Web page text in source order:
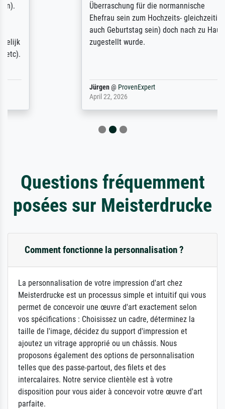
Überraschung für die normannische
Ehefrau sein zum Hochzeits- gleichzeitig
auch Geburtstag sein) doch nach zu Hause
zugestellt wurde.
ProvenExpert
Questions fréquemment
posées sur Meisterdrucke
Comment fonctionne la personnalisation ?
La personnalisation de votre impression d'art chez
Meisterdrucke est un processus simple et intuitif qui vous
permet de concevoir une œuvre d'art exactement selon
vos spécifications : Choisissez un cadre, déterminez la
taille de l'image, décidez du support d'impression et
ajoutez un vitrage approprié ou un châssis. Nous
proposons également des options de personnalisation
telles que des passe-partout, des filets et des
intercalaires. Notre service clientèle est à votre
disposition pour vous aider à concevoir votre œuvre d'art
parfaite.